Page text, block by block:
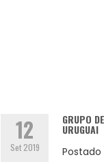
12
Set 2019
GRUPO
URUGUAI
Postado